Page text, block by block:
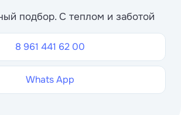
подбор. С теплом и заботой
8 961 441 62 00
Whats App